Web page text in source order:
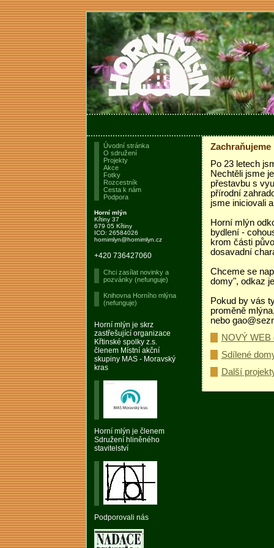
Úvodní stránka
O sdružení
Projekty
Akce
Fotky
Rozcestník
Cesta k nám
Podpora
Horní mlýn
Křtiny 37
679 05 Křtiny
ICO: 26584026
hornimlyn@hornimlyn.cz
+420 736427060
Chci zasílat novinky a
pozvánky (nefunguje)
Knihovna Horního mlýna
(nefunguje)
Horní mlýn je skrz
zastřešující organizace
Křtinské spolky z.s.
členem Místní akční
skupiny MAS - Moravský
kras
Horní mlýn je členem
Sdružení hliněného
stavitelství
Podporovali nás
Po 23 letech
Nechtěli jsme
přestavbu s
přírodní
jsme iniciovali
Horní mlýn
bydlení -
krom části
dosavadní
Chceme se
domy", odkaz
Pokud by vás
proměně
nebo
NOVÝ
Sdílené
Další